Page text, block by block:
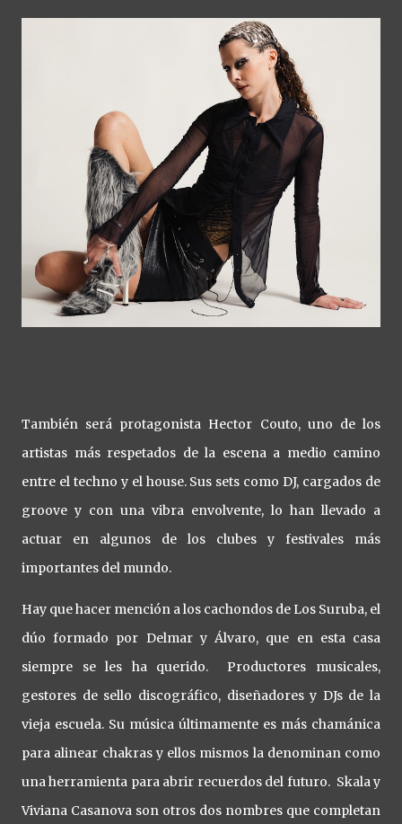
También será protagonista Hector Couto, uno de los
artistas más respetados de la escena a medio camino
entre el techno y el house. Sus sets como DJ, cargados de
groove y con una vibra envolvente, lo han llevado a
actuar en algunos de los clubes y festivales más
importantes del mundo.
Hay que hacer mención a los cachondos de Los Suruba, el
dúo formado por Delmar y Álvaro, que en esta casa
siempre se les ha querido. Productores musicales,
gestores de sello discográfico, diseñadores y DJs de la
vieja escuela. Su música últimamente es más chamánica
para alinear chakras y ellos mismos la denominan como
una herramienta para abrir recuerdos del futuro. Skala y
Viviana Casanova son otros dos nombres que completan